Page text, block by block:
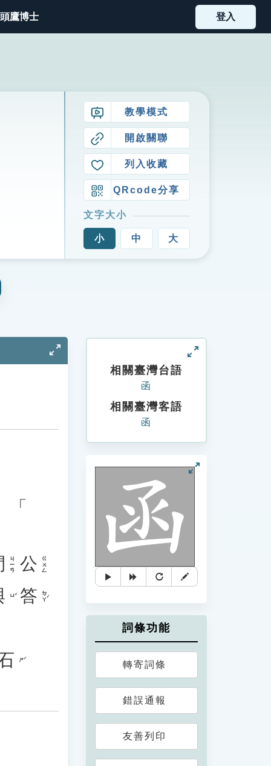
鷹博士 登入
教學模式
開啟關聯
列入收藏
QRcode分享
文字大小
小 中 大
「
ㄐㄧㄢ 公 ㄍㄨㄥ
ㄩˇ 答 ㄉㄚˊ
ㄕˊ
相關臺灣台語
函
相關臺灣客語
函
詞條功能
轉寄詞條
錯誤通報
友善列印